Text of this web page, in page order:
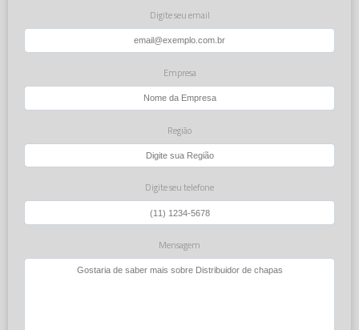
Digite seu email
Empresa
Região
Digite seu telefone
Mensagem